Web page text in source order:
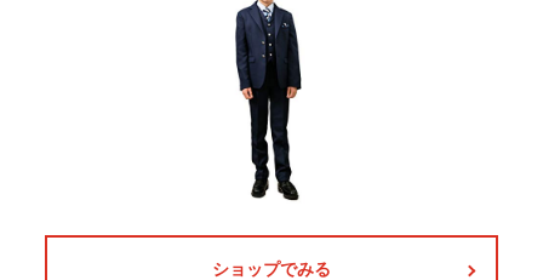
ショップでみる